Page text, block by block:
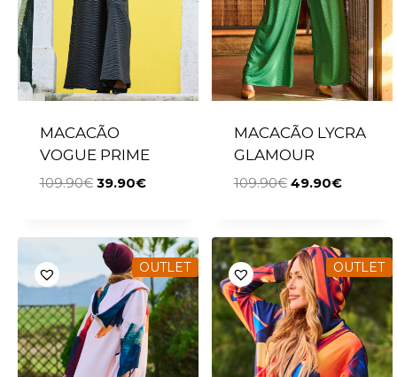
MACACÃO
VOGUE PRIME
109.90€ 39.90€
MACACÃO LYCRA
GLAMOUR
109.90€ 49.90€
OUTLET OUTLET